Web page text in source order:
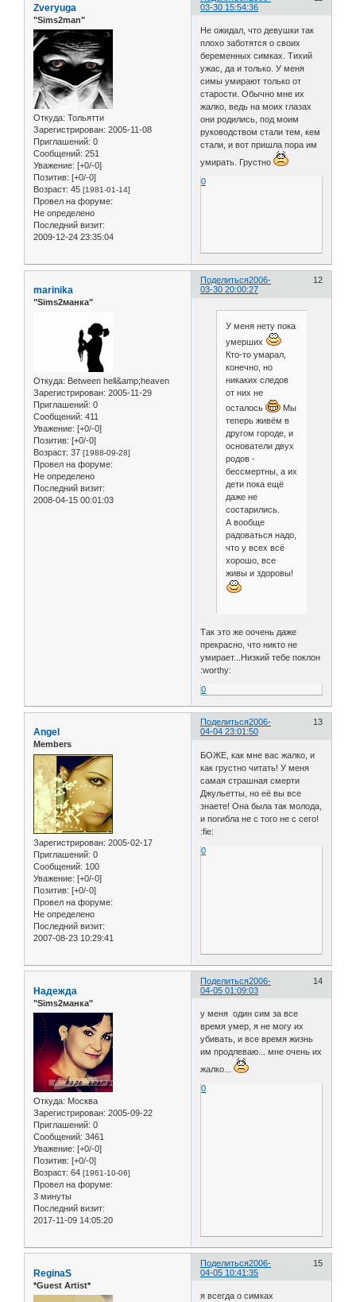
03-30 15:54:36
Zveryuga
"Sims2man"
Откуда: Тольятти
Зарегистрирован: 2005-11-08
Приглашений: 0
Сообщений: 251
Уважение: [+0/-0]
Позитив: [+0/-0]
Возраст: 45 [1981-01-14]
Провел на форуме:
Не определено
Последний визит:
2009-12-24 23:35:04
Не ожидал, что девушки так
плохо заботятся о своих
беременных симках. Тихий
ужас, да и только. У меня
симы умирают только от
старости. Обычно мне их
жалко, ведь на моих глазах
они родились, под моим
руководством стали тем, кем
стали, и вот пришла пора им
умирать. Грустно
0
Поделиться 12
2006-
03-30 20:00:27
marinika
"Sims2манка"
Откуда: Between hell&amp;heaven
Зарегистрирован: 2005-11-29
Приглашений: 0
Сообщений: 411
Уважение: [+0/-0]
Позитив: [+0/-0]
Возраст: 37 [1988-09-28]
Провел на форуме:
Не определено
Последний визит:
2008-04-15 00:01:03
У меня нету пока
умерших
Кто-то умарал,
конечно, но
никаких следов
от них не
осталось
Мы
теперь живём в
другом городе, и
основатели двух
родов -
бессмертны, а их
дети пока ещё
даже не
состарились.
А вообще
радоваться надо,
что у всех всё
хорошо, все
живы и здоровы!
Так это же оочень даже
прекрасно, что никто не
умирает...Низкий тебе поклон
:worthy:
0
Поделиться 13
2006-
04-04 23:01:50
Angel
Members
Зарегистрирован: 2005-02-17
Приглашений: 0
Сообщений: 100
Уважение: [+0/-0]
Позитив: [+0/-0]
Провел на форуме:
Не определено
Последний визит:
2007-08-23 10:29:41
БОЖЕ, как мне вас жалко, и
как грустно читать! У меня
самая страшная смерти
Джульетты, но её вы все
знаете! Она была так молода,
и погибла не с того не с сего!
:fie:
0
Поделиться 14
2006-
04-05 01:09:03
Надежда
"Sims2манка"
Откуда: Москва
Зарегистрирован: 2005-09-22
Приглашений: 0
Сообщений: 3461
Уважение: [+0/-0]
Позитив: [+0/-0]
Возраст: 64 [1961-10-06]
Провел на форуме:
3 минуты
Последний визит:
2017-11-09 14:05:20
у меня один сим за все
время умер, я не могу их
убивать, и все время жизнь
им продлеваю... мне очень их
жалко...
0
Поделиться 15
2006-
04-05 10:41:35
ReginaS
*Guest Artist*
я всегда о симках